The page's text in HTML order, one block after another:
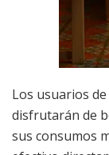
Los usuarios
disfrutarán de
sus consumos